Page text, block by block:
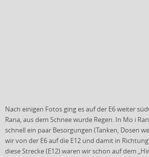
Nach einigen Fotos ging es auf der E6 weiter
Rana, aus dem Schnee wurde Regen. In Mo i
schnell ein paar Besorgungen (Tanken, Dosen
wir von der E6 auf die E12 und damit in
diese Strecke (E12) waren wir schon auf dem